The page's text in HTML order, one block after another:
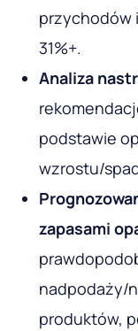
przychodów
31%+.
Analiza
podstawie
wzrostu/
zapasami
nadpodaży/
produktów,